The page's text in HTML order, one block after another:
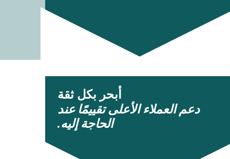
أبحر بكل ثقة
دعم العملاء الأعلى تقييمًا عند
الحاجة إليه.